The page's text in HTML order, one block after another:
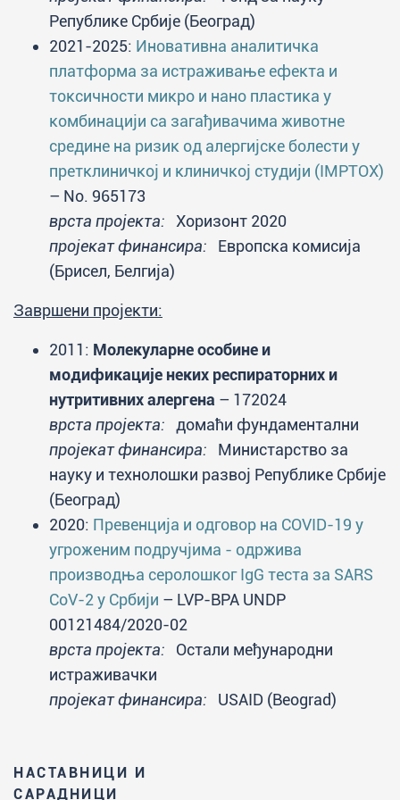
НАСТАВНИЦИ И
САРАДНИЦИ
Републике Србије (Београд)
2021-2025: Иновативна аналитичка
платформа за истраживање ефекта и
токсичности микро и нано пластика у
комбинацији са загађивачима животне
средине на ризик од алергијске болести у
претклиничкој и клиничкој студији (IMPTOX)
– No. 965173
врста пројекта: Хоризонт 2020
пројекат финансира: Европска комисија
(Брисел, Белгија)
Завршени пројекти:
2011: Молекуларне особине и
модификације неких респираторних и
нутритивних алергена – 172024
врста пројекта: домаћи фундаментални
пројекат финансира: Министарство за
науку и технолошки развој Републике Србије
(Београд)
2020: Превенција и одговор на COVID-19 у
угроженим подручјима - одржива
производња серолошког IgG теста за SARS
CoV-2 у Србији – LVP-BPA UNDP
00121484/2020-02
врста пројекта: Остали међународни
истраживачки
пројекат финансира: USAID (Beograd)